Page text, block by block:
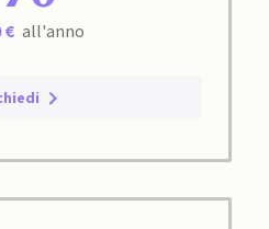
€ all'anno